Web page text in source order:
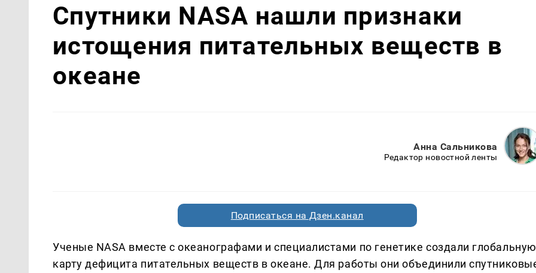
Спутники NASA нашли признаки
истощения питательных веществ в
океане
Анна Сальникова
Редактор новостной ленты
Подписаться на Дзен.канал
Ученые NASA вместе с океанографами и специалистами по генетике создали глобальную
карту дефицита питательных веществ в океане. Для работы они объединили